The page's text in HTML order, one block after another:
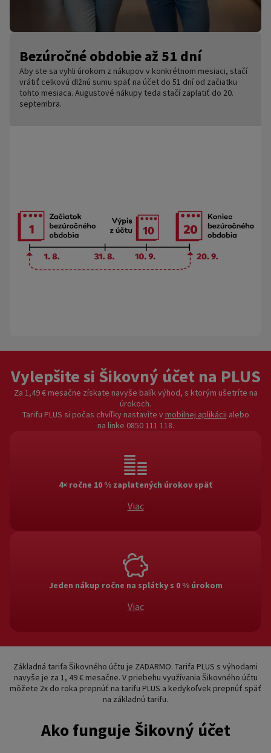
Bezúročné obdobie až 51 dní
Aby ste sa vyhli úrokom z nákupov v konkrétnom mesiaci, stačí
vrátiť celkovú dlžnú sumu späť na účet do 51 dní od začiatku
tohto mesiaca. Augustové nákupy teda stačí zaplatiť do 20.
septembra.
Vylepšite si Šikovný účet na PLUS
Za 1,49 € mesačne získate navyše balík výhod, s ktorým ušetríte na
úrokoch.
Tarifu PLUS si počas chvíľky nastavíte v mobilnej aplikácii alebo
na linke 0850 111 118.
4× ročne 10 % zaplatených úrokov späť
Viac
% zaplatených úrokov.
Jeden nákup ročne na splátky s 0 % úrokom
Viac
Nákup kartou od 100 € môžete raz za rok rozložiť do 5
alebo 10 splátok s 0 % úrokom. Zvládnete to na pár kliknutí
v mobilnej aplikácii. Rozloženie do splátok je potrebné
zadať v mesiaci, v ktorom bol nákup zaúčtovaný.
Základná tarifa Šikovného účtu je ZADARMO. Tarifa PLUS s výhodami
navyše je za 1, 49 € mesačne. V priebehu využívania Šikovného účtu
môžete 2x do roka prepnúť na tarifu PLUS a kedykoľvek prepnúť späť
na základnú tarifu.
Ako funguje Šikovný účet